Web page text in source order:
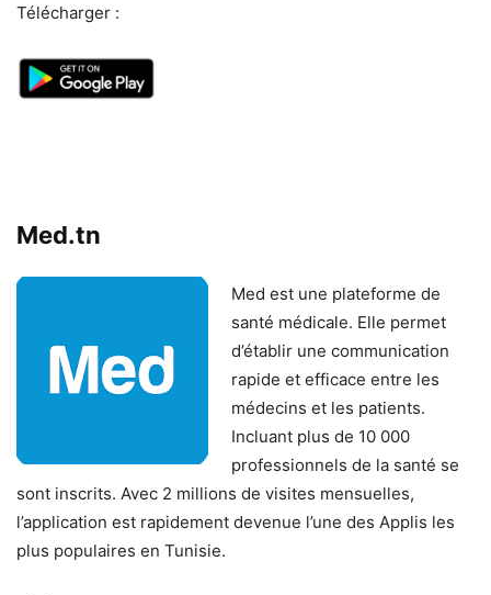
Télécharger :
Med.tn
Med est une plateforme de
santé médicale. Elle permet
d’établir une communication
rapide et efficace entre les
médecins et les patients.
Incluant plus de 10 000
professionnels de la santé se
sont inscrits. Avec 2 millions de visites mensuelles,
l’application est rapidement devenue l’une des Applis les
plus populaires en Tunisie.